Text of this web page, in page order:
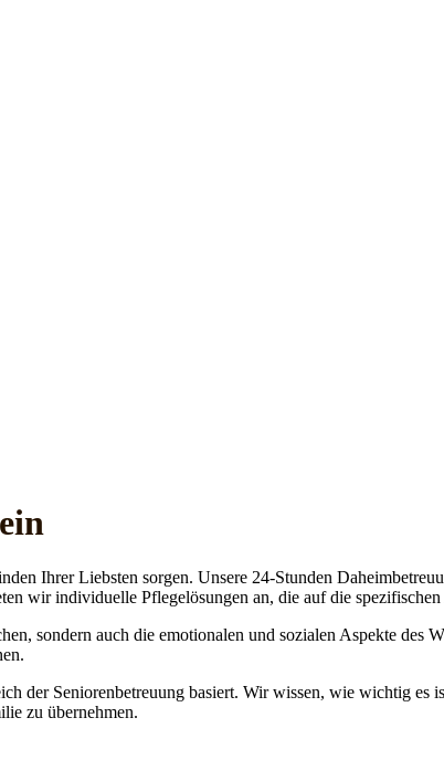
Ihrer Liebsten sorgen. Unsere 24-Stunden
wir individuelle Pflegelösungen an, die auf die
sondern auch die emotionalen und sozialen Aspekte des
der Seniorenbetreuung basiert. Wir wissen, wie wichtig es
zu übernehmen.